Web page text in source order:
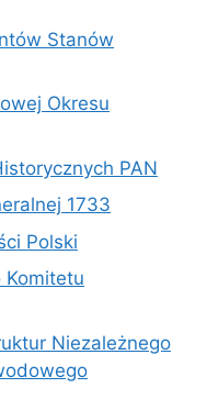
Stanów
Okresu
PAN
1733
Polski
Komitetu
Niezależnego